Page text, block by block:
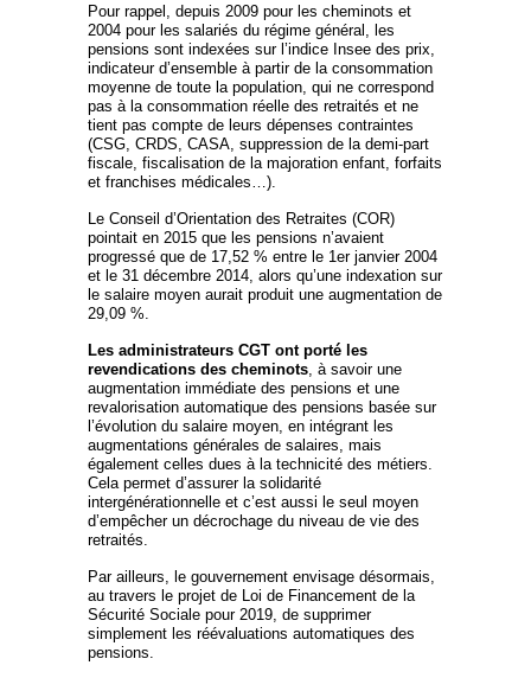
Pour rappel, depuis 2009 pour les cheminots et
2004 pour les salariés du régime général, les
pensions sont indexées sur l’indice Insee des prix,
indicateur d’ensemble à partir de la consommation
moyenne de toute la population, qui ne correspond
pas à la consommation réelle des retraités et ne
tient pas compte de leurs dépenses contraintes
(CSG, CRDS, CASA, suppression de la demi-part
fiscale, fiscalisation de la majoration enfant, forfaits
et franchises médicales…).
Le Conseil d’Orientation des Retraites (COR)
pointait en 2015 que les pensions n’avaient
progressé que de 17,52 % entre le 1er janvier 2004
et le 31 décembre 2014, alors qu’une indexation sur
le salaire moyen aurait produit une augmentation de
29,09 %.
Les administrateurs CGT ont porté les
revendications des cheminots , à savoir une
augmentation immédiate des pensions et une
revalorisation automatique des pensions basée sur
l’évolution du salaire moyen, en intégrant les
augmentations générales de salaires, mais
également celles dues à la technicité des métiers.
Cela permet d’assurer la solidarité
intergénérationnelle et c’est aussi le seul moyen
d’empêcher un décrochage du niveau de vie des
retraités.
Par ailleurs, le gouvernement envisage désormais,
au travers le projet de Loi de Financement de la
Sécurité Sociale pour 2019, de supprimer
simplement les réévaluations automatiques des
pensions.